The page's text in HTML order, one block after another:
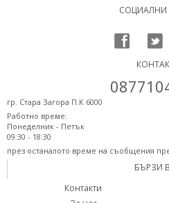
СОЦИАЛНИ
гр. Стара Загора П.К 6000
Работно време:
Понеделник - Петък
09:30 - 18:30
през останалото време на съобщения
БЪРЗИ
Контакти